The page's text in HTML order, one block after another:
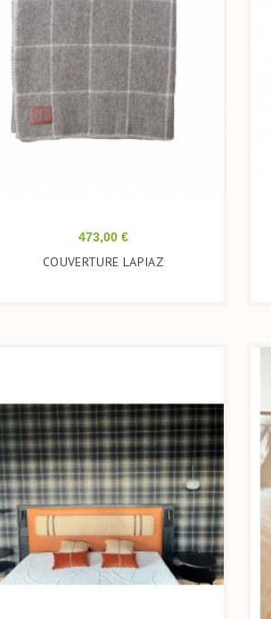
Prix
473,00 €
COUVERTURE LAPIAZ